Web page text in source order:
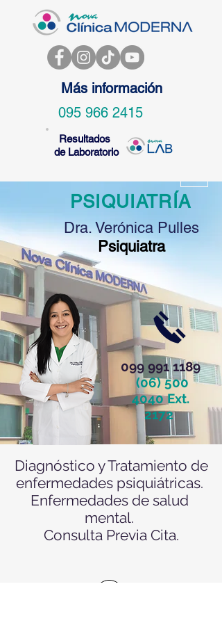
Más información
095 966 2415
Resultados
de Laboratorio
099 991 1189
(06) 500
4040Ext.
2172
PSIQUIATRÍA
Dra. Verónica Pulles
Psiquiatra
Diagnóstico y Tratamiento de
enfermedades psiquiátricas.
Enfermedades de salud
mental.
Consulta Previa Cita.